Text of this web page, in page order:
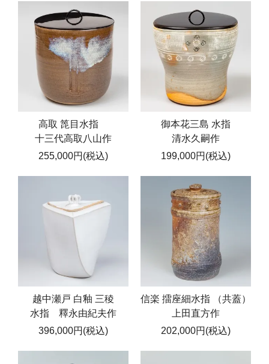
高取 箆目水指
十三代高取八山作
255,000円(税込)
御本花三島 水指
清水久嗣作
199,000円(税込)
越中瀬戸 白釉 三稜
水指 釋永由紀夫作
396,000円(税込)
信楽 擂座細水指 （共蓋）
上田直方作
202,000円(税込)